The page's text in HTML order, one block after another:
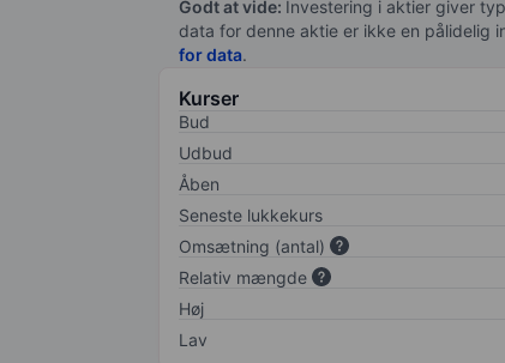
Godt at vide: Investering i aktier giver
data for denne aktie er ikke en
for data.
Kurser
Bud
Udbud
Åben
Seneste lukkekurs
Omsætning (antal)
Relativ mængde
Høj
Lav